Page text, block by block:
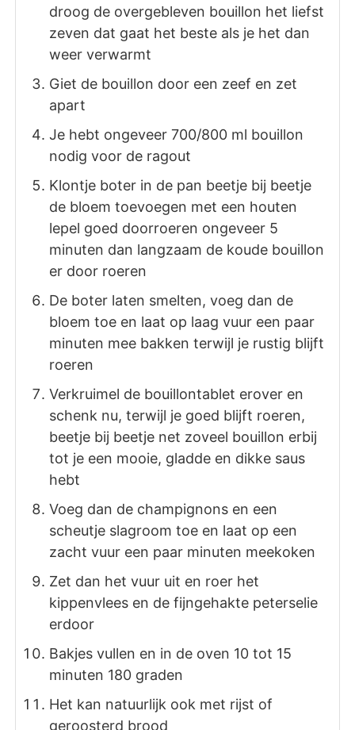
droog de overgebleven bouillon het liefst
zeven dat gaat het beste als je het dan
weer verwarmt
Giet de bouillon door een zeef en zet
apart
Je hebt ongeveer 700/800 ml bouillon
nodig voor de ragout
Klontje boter in de pan beetje bij beetje
de bloem toevoegen met een houten
lepel goed doorroeren ongeveer 5
minuten dan langzaam de koude bouillon
er door roeren
De boter laten smelten, voeg dan de
bloem toe en laat op laag vuur een paar
minuten mee bakken terwijl je rustig blijft
roeren
Verkruimel de bouillontablet erover en
schenk nu, terwijl je goed blijft roeren,
beetje bij beetje net zoveel bouillon erbij
tot je een mooie, gladde en dikke saus
hebt
Voeg dan de champignons en een
scheutje slagroom toe en laat op een
zacht vuur een paar minuten meekoken
Zet dan het vuur uit en roer het
kippenvlees en de fijngehakte peterselie
erdoor
Bakjes vullen en in de oven 10 tot 15
minuten 180 graden
Het kan natuurlijk ook met rijst of
geroosterd brood